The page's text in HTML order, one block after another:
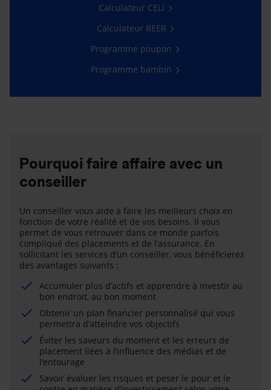
Calculateur CELI
Calculateur REER
Programme poupon
Programme bambin
Pourquoi faire affaire avec un
conseiller
Un conseiller vous aide à faire les meilleurs choix en
fonction de votre réalité et de vos besoins. Il vous
permet de vous retrouver dans ce monde parfois
compliqué des placements et de l’assurance. En
sollicitant les services d’un conseiller, vous bénéficierez
des avantages suivants :
Accumuler plus d’actifs et apprendre à investir au
bon endroit, au bon moment
Obtenir un plan financier personnalisé qui vous
permettra d’atteindre vos objectifs
Éviter les saveurs du moment et les erreurs de
placement liées à l’influence des médias et de
l’entourage
Savoir évaluer les risques et peser le pour et le